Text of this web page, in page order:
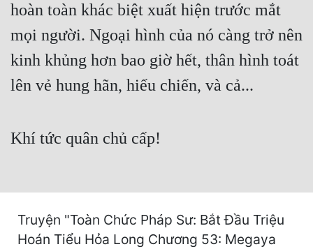
Hài Hước
Hệ Thống
Khoa Huyễn Không Gian
Kỳ Huyễn
Kỳ Ảo
hoàn toàn khác biệt xuất hiện trước mắt
mọi người. Ngoại hình của nó càng trở nên
kinh khủng hơn bao giờ hết, thân hình toát
lên vẻ hung hãn, hiếu chiến, và cả...
Khí tức quân chủ cấp!
Truyện "Toàn Chức Pháp Sư: Bắt Đầu Triệu
Hoán Tiểu Hỏa Long Chương 53: Megaya